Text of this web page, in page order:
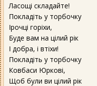
Ласощі складайте!
Покладіть у торбочку
Ірочці горіхи,
Буде вам на цілий рік
І добра, і втіхи!
Покладіть у торбочку
Ковбаси Юркові,
Щоб були ви цілий рік